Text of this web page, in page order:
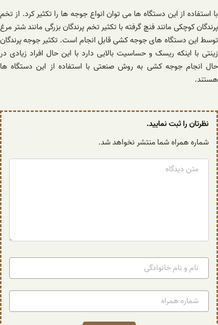
با استفاده از این دستگاه ها می توان انواع جوجه ها را تکثیر کرد. از تخم
پرندگان کوچکی مانند فنچ گرفته با تکثیر تخم پرندگان بزرگی مانند شتر مرغ
توسط این دستگاه های جوجه کشی قابل انجام است. تکثیر جوجه پرندگان
زینتی با اینکه ریسک و حساسیت بالایی دارد با این حال افراد زیادی در
حال انجام جوجه کشی به روش صنعتی با استفاده از این دستگاه ها
هستند.
نظرتان را ثبت نمایید.
شماره همراه شما منتشر نخواهد شد.